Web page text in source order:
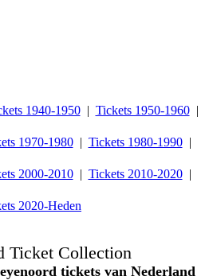
1940-1950 Tickets 1950-1960
1970-1980 Tickets 1980-1990
2000-2010 Tickets 2010-2020
2020-Heden
Ticket Collection
tickets van Nederland